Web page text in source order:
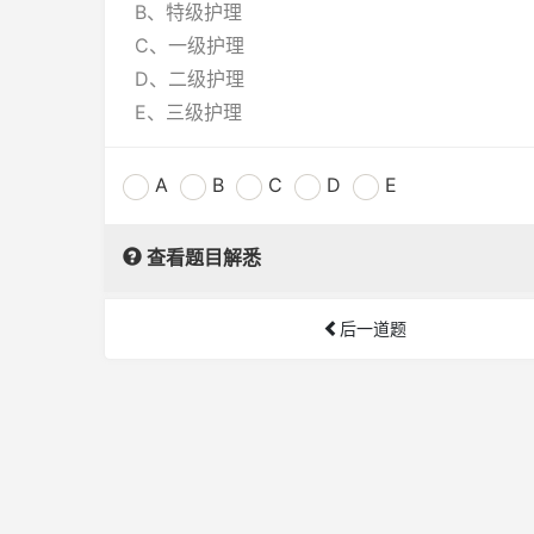
B、特级护理
C、一级护理
D、二级护理
E、三级护理
A B C D E
查看题目解悉
后一道题